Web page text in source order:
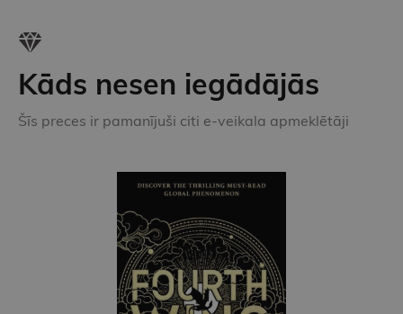
Kāds nesen iegādājās
Šīs preces ir pamanījuši citi e-veikala apmeklētāji